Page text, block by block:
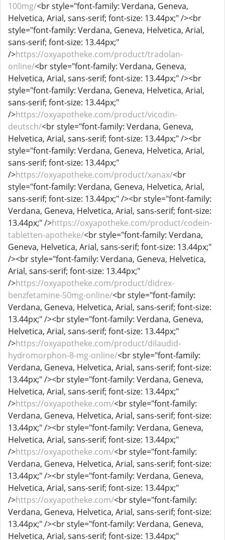
100mg/<br style="font-family: Verdana, Geneva,
Helvetica, Arial, sans-serif; font-size: 13.44px;" /><br
style="font-family: Verdana, Geneva, Helvetica, Arial,
sans-serif; font-size: 13.44px;"
/>https://oxyapotheke.com/product/tradolan-
online/<br style="font-family: Verdana, Geneva,
Helvetica, Arial, sans-serif; font-size: 13.44px;" /><br
style="font-family: Verdana, Geneva, Helvetica, Arial,
sans-serif; font-size: 13.44px;"
/>https://oxyapotheke.com/product/vicodin-
deutsch/<br style="font-family: Verdana, Geneva,
Helvetica, Arial, sans-serif; font-size: 13.44px;" /><br
style="font-family: Verdana, Geneva, Helvetica, Arial,
sans-serif; font-size: 13.44px;"
/>https://oxyapotheke.com/product/xanax/<br
style="font-family: Verdana, Geneva, Helvetica, Arial,
sans-serif; font-size: 13.44px;" /><br style="font-family:
Verdana, Geneva, Helvetica, Arial, sans-serif; font-size:
13.44px;" />https://oxyapotheke.com/product/codein-
tabletten-apotheke/<br style="font-family: Verdana,
Geneva, Helvetica, Arial, sans-serif; font-size: 13.44px;"
/><br style="font-family: Verdana, Geneva, Helvetica,
Arial, sans-serif; font-size: 13.44px;"
/>https://oxyapotheke.com/product/didrex-
benzfetamine-50mg-online/<br style="font-family:
Verdana, Geneva, Helvetica, Arial, sans-serif; font-size:
13.44px;" /><br style="font-family: Verdana, Geneva,
Helvetica, Arial, sans-serif; font-size: 13.44px;"
/>https://oxyapotheke.com/product/dilaudid-
hydromorphon-8-mg-online/<br style="font-family:
Verdana, Geneva, Helvetica, Arial, sans-serif; font-size:
13.44px;" /><br style="font-family: Verdana, Geneva,
Helvetica, Arial, sans-serif; font-size: 13.44px;"
/>https://oxyapotheke.com/<br style="font-family:
Verdana, Geneva, Helvetica, Arial, sans-serif; font-size:
13.44px;" /><br style="font-family: Verdana, Geneva,
Helvetica, Arial, sans-serif; font-size: 13.44px;"
/>https://oxyapotheke.com/<br style="font-family:
Verdana, Geneva, Helvetica, Arial, sans-serif; font-size:
13.44px;" /><br style="font-family: Verdana, Geneva,
Helvetica, Arial, sans-serif; font-size: 13.44px;"
/>https://oxyapotheke.com/<br style="font-family:
Verdana, Geneva, Helvetica, Arial, sans-serif; font-size:
13.44px;" /><br style="font-family: Verdana, Geneva,
Helvetica, Arial, sans-serif; font-size: 13.44px;"